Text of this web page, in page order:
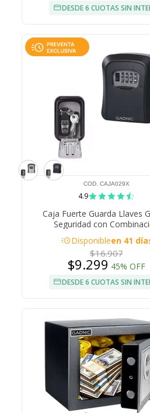
DESDE 6 CUOTAS SIN
COD. CAJA029X
4.9
Caja Fuerte Guarda Llaves
Seguridad con
acuteDisponibleen 41
$16.907
$9.299 45% OFF
DESDE 6 CUOTAS SIN